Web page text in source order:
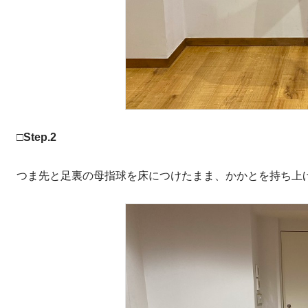
□Step.2
つま先と足裏の母指球を床につけたまま、かかとを持ち上